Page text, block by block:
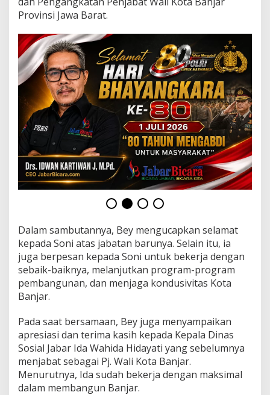
a
n
j
a
r
Provinsi Jawa Barat.
Dalam sambutannya, Bey mengucapkan selamat
kepada Soni atas jabatan barunya. Selain itu, ia
juga berpesan kepada Soni untuk bekerja dengan
sebaik-baiknya, melanjutkan program-program
pembangunan, dan menjaga kondusivitas Kota
Banjar.
Pada saat bersamaan, Bey juga menyampaikan
apresiasi dan terima kasih kepada Kepala Dinas
Sosial Jabar Ida Wahida Hidayati yang sebelumnya
menjabat sebagai Pj. Wali Kota Banjar.
Menurutnya, Ida sudah bekerja dengan maksimal
dalam membangun Banjar.